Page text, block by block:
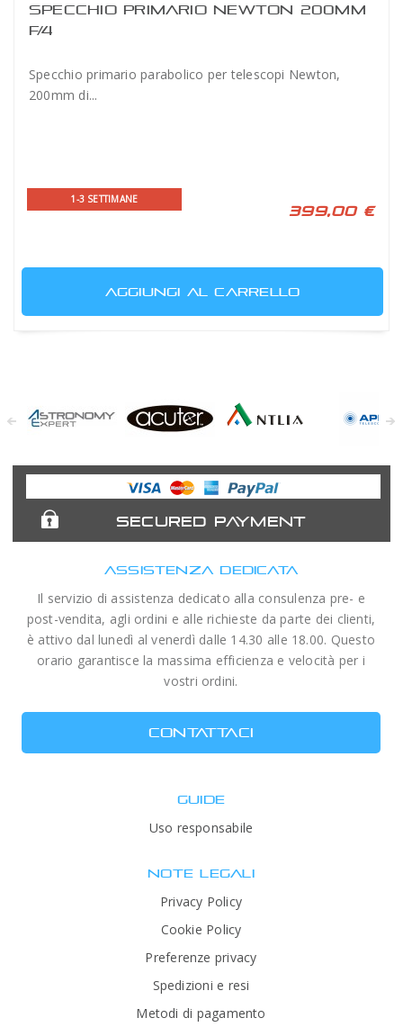
SPECCHIO PRIMARIO NEWTON 200MM
F/4
Specchio primario parabolico per telescopi Newton,
200mm di...
1-3 SETTIMANE
399,00 €
AGGIUNGI AL CARRELLO
Expert
Telescopes
SECURED PAYMENT
ASSISTENZA DEDICATA
Il servizio di assistenza dedicato alla consulenza pre- e
post-vendita, agli ordini e alle richieste da parte dei clienti,
è attivo dal lunedì al venerdì dalle 14.30 alle 18.00. Questo
orario garantisce la massima efficienza e velocità per i
vostri ordini.
CONTATTACI
GUIDE
Uso responsabile
NOTE LEGALI
Privacy Policy
Cookie Policy
Preferenze privacy
Spedizioni e resi
Metodi di pagamento